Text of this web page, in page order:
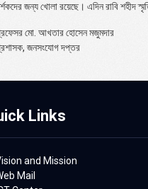
জন্য খোলা রয়েছে। এদিন রাবি শহীদ
মো. আখতার হোসেন মজুমদার
জনসংযোগ দপ্তর
Links
and Mission
Mail